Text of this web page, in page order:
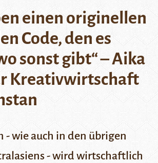
einen originellen
Code, den es
sonst gibt“ – Aika
Kreativwirtschaft
- wie auch in den übrigen
- wird wirtschaftlich